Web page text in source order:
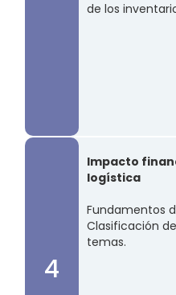
de los
4
Impacto
logística
Fundamentos
Clasificación
temas.​